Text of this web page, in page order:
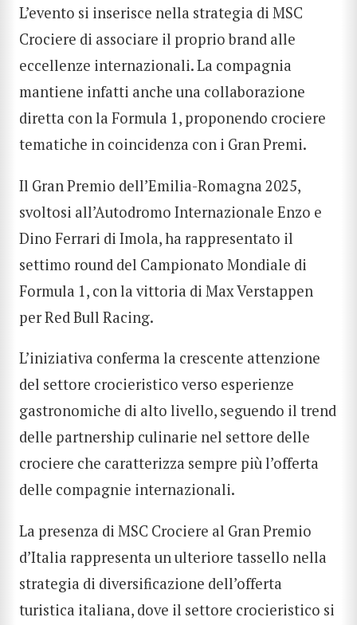
CERCA
L’evento si inserisce nella strategia di MSC
Crociere di associare il proprio brand alle
eccellenze internazionali. La compagnia
mantiene infatti anche una collaborazione
diretta con la Formula 1, proponendo crociere
tematiche in coincidenza con i Gran Premi.
Il Gran Premio dell’Emilia-Romagna 2025,
svoltosi all’Autodromo Internazionale Enzo e
Dino Ferrari di Imola, ha rappresentato il
settimo round del Campionato Mondiale di
Formula 1, con la vittoria di Max Verstappen
per Red Bull Racing.
L’iniziativa conferma la crescente attenzione
del settore crocieristico verso esperienze
gastronomiche di alto livello, seguendo il trend
delle partnership culinarie nel settore delle
crociere che caratterizza sempre più l’offerta
delle compagnie internazionali.
La presenza di MSC Crociere al Gran Premio
d’Italia rappresenta un ulteriore tassello nella
strategia di diversificazione dell’offerta
turistica italiana, dove il settore crocieristico si